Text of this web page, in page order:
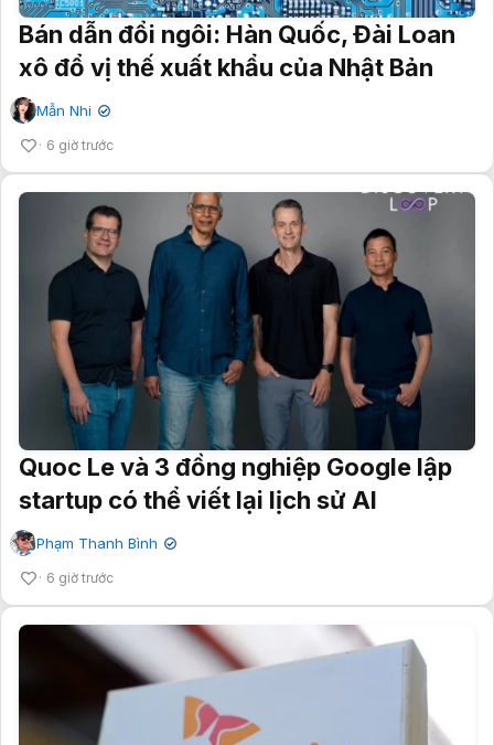
Bán dẫn đổi ngôi: Hàn Quốc, Đài Loan
xô đổ vị thế xuất khẩu của Nhật Bản
Mẫn Nhi ✔
6 giờ trước
Quoc Le và 3 đồng nghiệp Google lập
startup có thể viết lại lịch sử AI
Phạm Thanh Bình ✔
6 giờ trước